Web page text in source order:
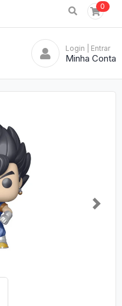
0
Login | Entrar
Minha Conta
Next